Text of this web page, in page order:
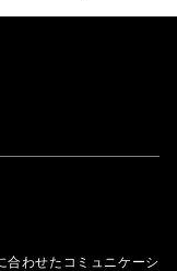
合わせたコミュニケーシ